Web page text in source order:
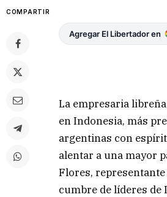
COMPARTIR
Agregar El Libertador en
La empresaria
en Indonesia, más
argentinas con
alentar a una mayor
Flores,
cumbre de líderes